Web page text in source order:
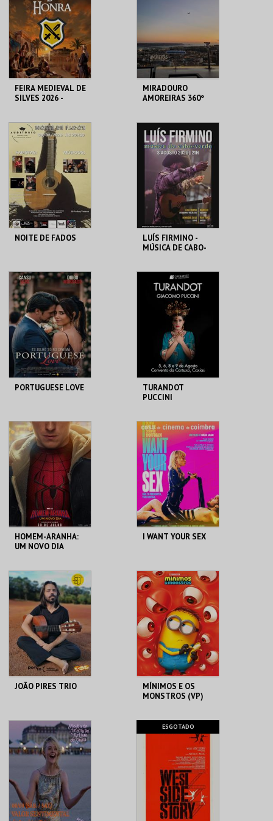
MAIS INFO
COMPRAR
MAIS INFO
COMPRAR
FEIRA MEDIEVAL DE
SILVES 2026 -
CENTRO HISTÓRICO
SILVES
MAIS INFO
COMPRAR
MIRADOURO
AMOREIRAS 360º
AMOREIRAS 360º
MAIS INFO
COMPRAR
NOITE DE FADOS
PARÓQUIA DE S.
MAMEDE
MAIS INFO
COMPRAR
LUÍS FIRMINO -
MÚSICA DE CABO-
REPÚBLICA 14 -
OLHÃO
MAIS INFO
COMPRAR
PORTUGUESE LOVE
CINETEATRO
ANADIA
MAIS INFO
COMPRAR
TURANDOT
PUCCINI
CONVENTO DA
CARTUXA
MAIS INFO
COMPRAR
HOMEM-ARANHA:
UM NOVO DIA
CINEMAS CINEMAX
PENAFIEL
MAIS INFO
COMPRAR
I WANT YOUR SEX
CASA DO CINEMA
DE COIMBRA
MAIS INFO
COMPRAR
JOÃO PIRES TRIO
PONTO C
MAIS INFO
COMPRAR
MÍNIMOS E OS
MONSTROS (VP)
C. A. C. MORTÁGUA
MAIS INFO
COMPRAR
ESGOTADO